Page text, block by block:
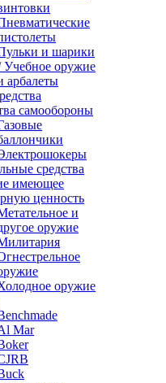
и шарики
оружие
арбалеты
самообороны
средства
имеющее
ценность
и
оружие
оружие
Mar